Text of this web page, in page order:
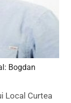
Bogdan
Local Curtea